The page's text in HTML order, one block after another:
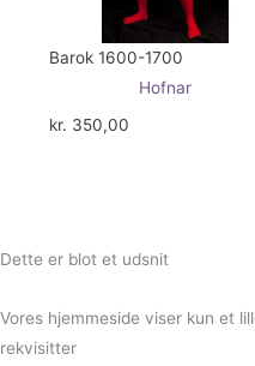
Barok 1600-1700
Hofnar
kr. 350,00
Dette er blot et udsnit
Vores hjemmeside viser kun et
rekvisitter